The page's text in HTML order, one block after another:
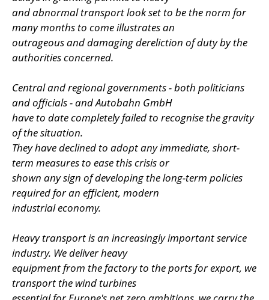
and abnormal transport look set to be the norm for
many months to come illustrates an
outrageous and damaging dereliction of duty by the
authorities concerned.
Central and regional governments - both politicians
and officials - and Autobahn GmbH
have to date completely failed to recognise the gravity
of the situation.
They have declined to adopt any immediate, short-
term measures to ease this crisis or
shown any sign of developing the long-term policies
required for an efficient, modern
industrial economy.
Heavy transport is an increasingly important service
industry. We deliver heavy
equipment from the factory to the ports for export, we
transport the wind turbines